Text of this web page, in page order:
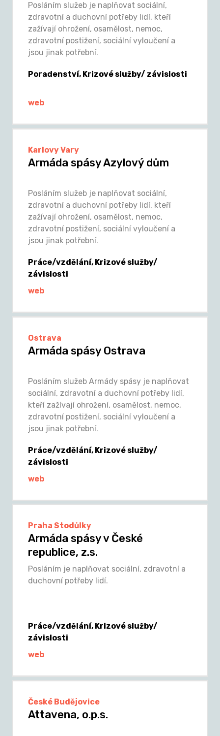
Posláním služeb je naplňovat sociální,
zdravotní a duchovní potřeby lidí, kteří
zažívají ohrožení, osamělost, nemoc,
zdravotní postižení, sociální vyloučení a
jsou jinak potřební.
Poradenství, Krizové služby/ závislosti
web
Karlovy Vary
Armáda spásy Azylový dům
Posláním služeb je naplňovat sociální,
zdravotní a duchovní potřeby lidí, kteří
zažívají ohrožení, osamělost, nemoc,
zdravotní postižení, sociální vyloučení a
jsou jinak potřební.
Práce/vzdělání, Krizové služby/
závislosti
web
Ostrava
Armáda spásy Ostrava
Posláním služeb Armády spásy je naplňovat
sociální, zdravotní a duchovní potřeby lidí,
kteří zažívají ohrožení, osamělost, nemoc,
zdravotní postižení, sociální vyloučení a
jsou jinak potřební.
Práce/vzdělání, Krizové služby/
závislosti
web
Praha Stodůlky
Armáda spásy v České
republice, z.s.
Posláním je naplňovat sociální, zdravotní a
duchovní potřeby lidí.
Práce/vzdělání, Krizové služby/
závislosti
web
České Budějovice
Attavena, o.p.s.